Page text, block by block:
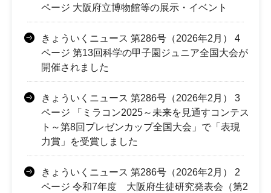
ページ 大阪府立博物館等の展示・イベント
きょういくニュース 第286号（2026年2月） 4
ページ 第13回科学の甲子園ジュニア全国大会が
開催されました
きょういくニュース 第286号（2026年2月） 3
ページ 「ミラコン2025～未来を見通すコンテス
ト～第8回プレゼンカップ全国大会」で「表現
力賞」を受賞しました
きょういくニュース 第286号（2026年2月） 2
ページ 令和7年度 大阪府生徒研究発表会（第2